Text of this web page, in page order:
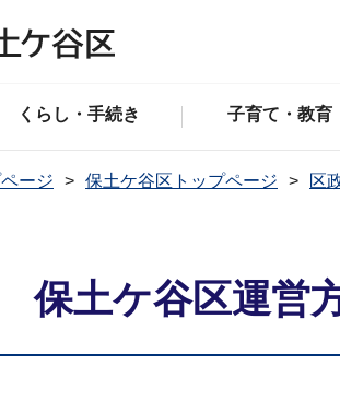
くらし・手続き 子育て・教育
ージ 保土ケ谷区トップページ 区
保土ケ谷区運営